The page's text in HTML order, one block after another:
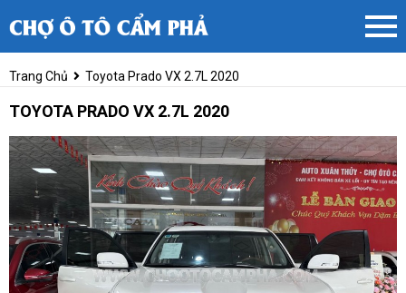
Trang Chủ Toyota Prado VX 2.7L 2020
TOYOTA PRADO VX 2.7L 2020